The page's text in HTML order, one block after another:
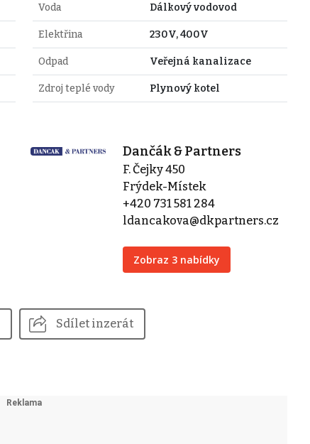
Voda Dálkový vodovod
Elektřina 230V, 400V
Odpad Veřejná kanalizace
Zdroj teplé vody Plynový kotel
Dančák & Partners
F. Čejky 450
Frýdek-Místek
+420 731 581 284
ldancakova@dkpartners.cz
Zobraz 3 nabídky
Sdílet inzerát